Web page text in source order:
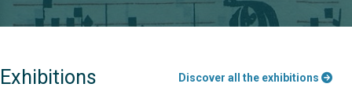
Exhibitions Discover all the exhibitions